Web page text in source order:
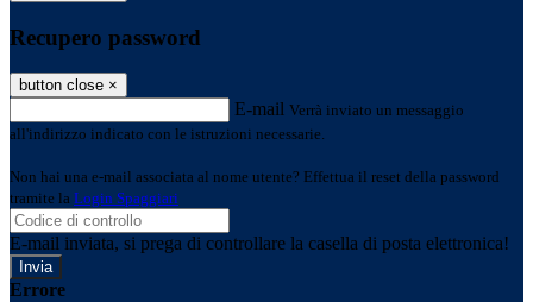
Recupero password
button close ×
E-mail Verrà inviato un messaggio
all'indirizzo indicato con le istruzioni necessarie.
Non hai una e-mail associata al nome utente? Effettua il reset della password
tramite la Login Spaggiari
E-mail inviata, si prega di controllare la casella di posta elettronica!
Errore